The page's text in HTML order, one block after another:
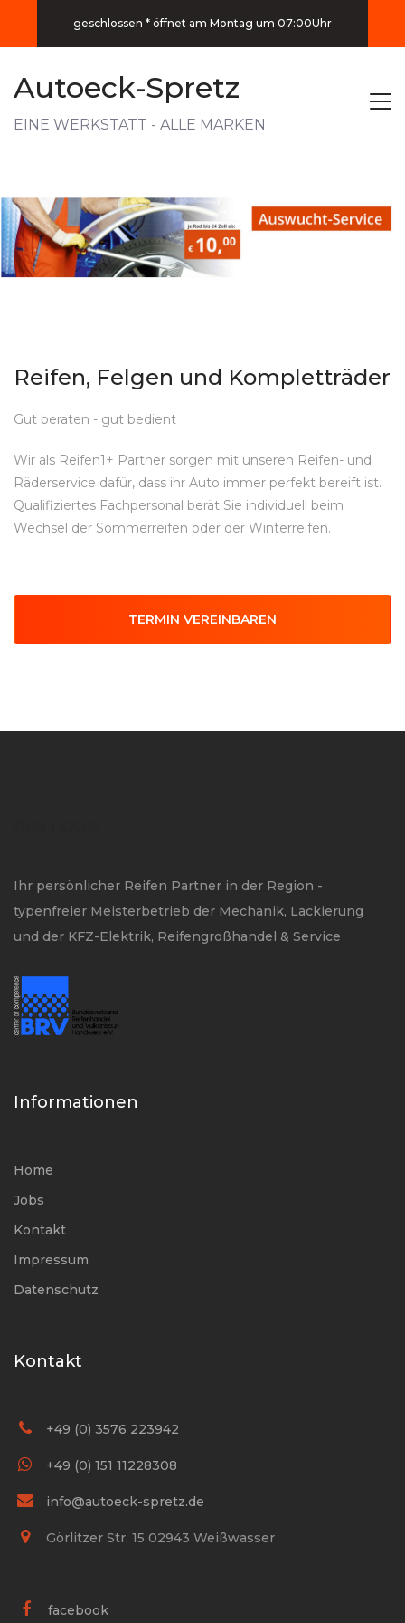
geschlossen * öffnet am Montag um 07:00Uhr
Autoeck-Spretz
EINE WERKSTATT - ALLE MARKEN
Reifen, Felgen und Kompletträder
Gut beraten - gut bedient
Wir als Reifen1+ Partner sorgen mit unseren Reifen- und
Räderservice dafür, dass ihr Auto immer perfekt bereift ist.
Qualifiziertes Fachpersonal berät Sie individuell beim
Wechsel der Sommerreifen oder der Winterreifen.
TERMIN VEREINBAREN
Ihr persönlicher Reifen Partner in der Region -
typenfreier Meisterbetrieb der Mechanik, Lackierung
und der KFZ-Elektrik, Reifengroßhandel & Service
Informationen
Home
Jobs
Kontakt
Impressum
Datenschutz
Kontakt
+49 (0) 3576 223942
+49 (0) 151 11228308
info@autoeck-spretz.de
Görlitzer Str. 15 02943 Weißwasser
facebook